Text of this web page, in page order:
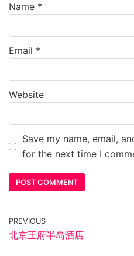
Name *
Email *
Website
Save my name, email,
for the next time I
PREVIOUS
北京王府半岛酒店